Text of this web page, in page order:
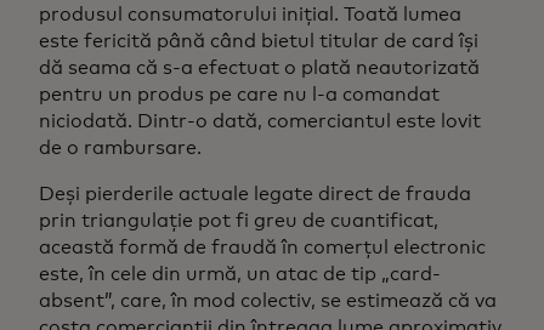
produsul consumatorului inițial. Toată lumea
este fericită până când bietul titular de card își
dă seama că s-a efectuat o plată neautorizată
pentru un produs pe care nu l-a comandat
niciodată. Dintr-o dată, comerciantul este lovit
de o rambursare.
Deși pierderile actuale legate direct de frauda
prin triangulație pot fi greu de cuantificat,
această formă de fraudă în comerțul electronic
este, în cele din urmă, un atac de tip „card-
absent”, care, în mod colectiv, se estimează că va